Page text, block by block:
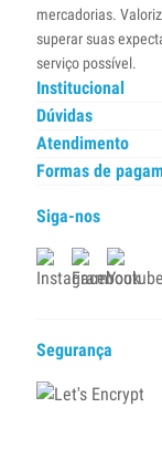
mercadorias.
superar suas
serviço possível.
Institucional
Dúvidas
Atendimento
Formas de
Siga-nos
Segurança